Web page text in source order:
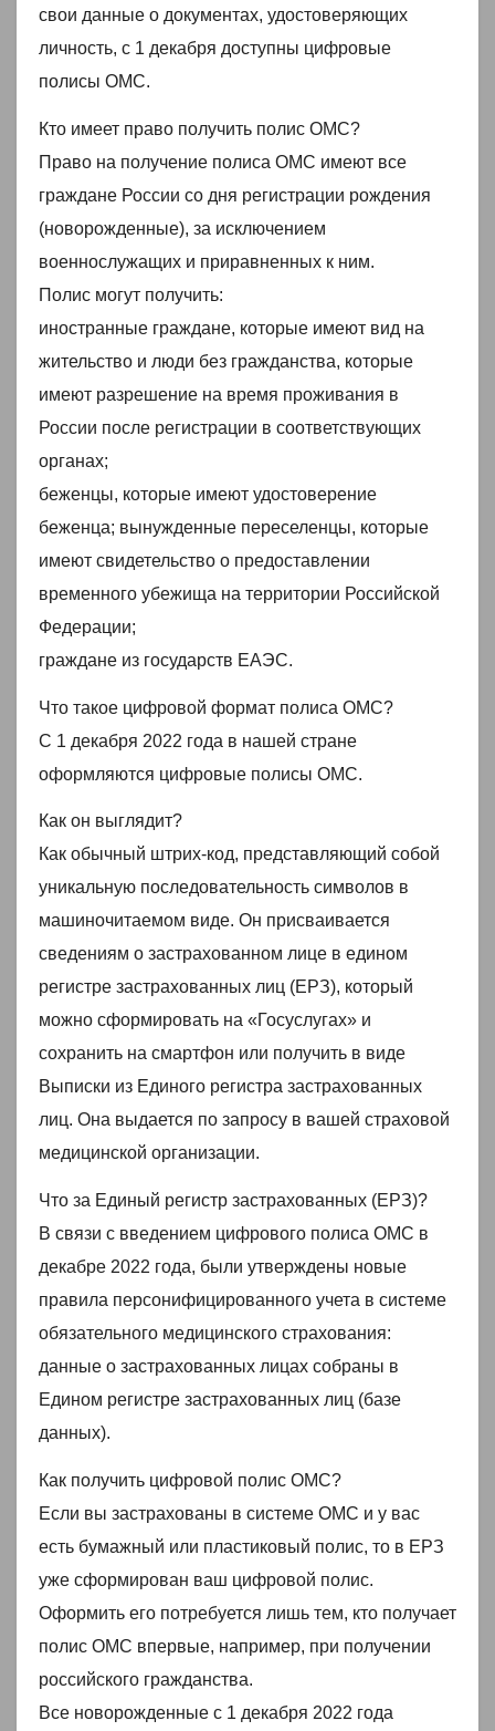
свои данные о документах, удостоверяющих
личность, с 1 декабря доступны цифровые
полисы ОМС.
Кто имеет право получить полис ОМС?
Право на получение полиса ОМС имеют все
граждане России со дня регистрации рождения
(новорожденные), за исключением
военнослужащих и приравненных к ним.
Полис могут получить:
иностранные граждане, которые имеют вид на
жительство и люди без гражданства, которые
имеют разрешение на время проживания в
России после регистрации в соответствующих
органах;
беженцы, которые имеют удостоверение
беженца; вынужденные переселенцы, которые
имеют свидетельство о предоставлении
временного убежища на территории Российской
Федерации;
граждане из государств ЕАЭС.
Что такое цифровой формат полиса ОМС?
С 1 декабря 2022 года в нашей стране
оформляются цифровые полисы ОМС.
Как он выглядит?
Как обычный штрих-код, представляющий собой
уникальную последовательность символов в
машиночитаемом виде. Он присваивается
сведениям о застрахованном лице в едином
регистре застрахованных лиц (ЕРЗ), который
можно сформировать на «Госуслугах» и
сохранить на смартфон или получить в виде
Выписки из Единого регистра застрахованных
лиц. Она выдается по запросу в вашей страховой
медицинской организации.
Что за Единый регистр застрахованных (ЕРЗ)?
В связи с введением цифрового полиса ОМС в
декабре 2022 года, были утверждены новые
правила персонифицированного учета в системе
обязательного медицинского страхования:
данные о застрахованных лицах собраны в
Едином регистре застрахованных лиц (базе
данных).
Как получить цифровой полис ОМС?
Если вы застрахованы в системе ОМС и у вас
есть бумажный или пластиковый полис, то в ЕРЗ
уже сформирован ваш цифровой полис.
Оформить его потребуется лишь тем, кто получает
полис ОМС впервые, например, при получении
российского гражданства.
Все новорожденные с 1 декабря 2022 года